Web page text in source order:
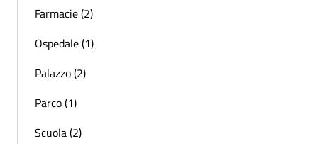
Farmacie (2)
Ospedale (1)
Palazzo (2)
Parco (1)
Scuola (2)